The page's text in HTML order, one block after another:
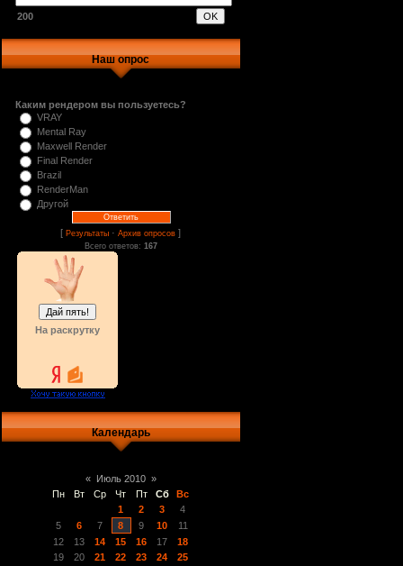
200
Наш опрос
Каким рендером вы пользуетесь?
VRAY
Mental Ray
Maxwell Render
Final Render
Brazil
RenderMan
Другой
[Результаты ·Архив опросов ]
Всего ответов: 167
На раскрутку
Календарь
« Июль 2010 »
Пн
Вт Ср Чт Пт Сб
Вс
1
2 3
4
5
6 7 8 9 10
11
12
13 14 15 16 17
18
19
20 21 22 23 24
25